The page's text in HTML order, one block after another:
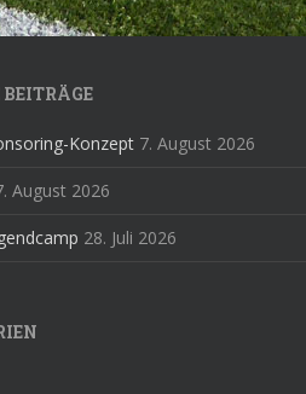
BEITRÄGE
Konzept 7. August 2026
August 2026
28. Juli 2026